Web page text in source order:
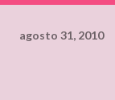
agosto 31, 2010